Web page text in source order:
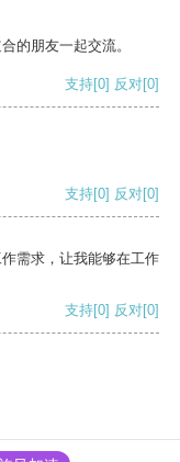
的朋友一起交流。
支持[0] 反对[0]
支持[0] 反对[0]
需求，让我能够在工作
支持[0] 反对[0]